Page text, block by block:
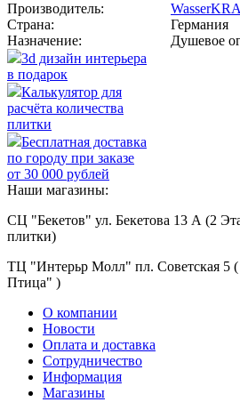
Производитель:
Страна:
Германия
Назначение:
Душевое
3d дизайн интерьера
в подарок
Калькулятор для
расчёта количества
плитки
Бесплатная доставка
по городу при заказе
от 30 000 рублей
Наши магазины:
СЦ "Бекетов" ул. Бекетова 13 А (2
плитки)
ТЦ "Интерьр Молл" пл. Советская
Птица" )
О компании
Новости
Оплата и доставка
Сотрудничество
Информация
Магазины